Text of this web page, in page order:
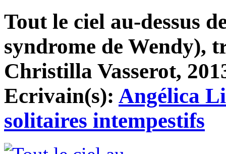
Tout le ciel au-dessus
syndrome de Wendy),
Christilla Vasserot,
Ecrivain(s): Angélica
solitaires intempestifs